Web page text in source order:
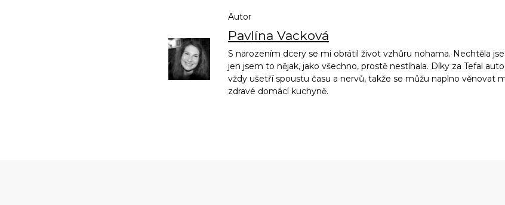
Autor
Pavlína Vacková
S narozením dcery se mi obrátil život vzhůru nohama. Nechtěla
jen jsem to nějak, jako všechno, prostě nestíhala. Díky za Tefal
vždy ušetří spoustu času a nervů, takže se můžu naplno věnovat
zdravé domácí kuchyně.